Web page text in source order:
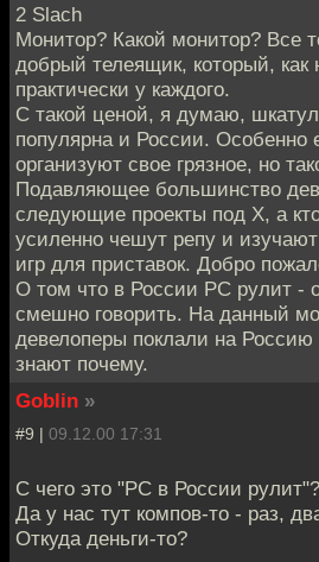
2 Slach
Монитор? Какой монитор? Все
добрый телеящик, который, как
практически у каждого.
С такой ценой, я думаю,
популярна и России. Особенно
организуют свое грязное, но
Подавляющее большинство
следующие проекты под Х, а
усиленно чешут репу и
игр для приставок. Добро
О том что в России РС рулит -
смешно говорить. На данный
девелоперы поклали на
знают почему.
Goblin »
#9 | 09.12.00 17:31
С чего это "РС в России рулит"?
Да у нас тут компов-то - раз,
Откуда деньги-то?